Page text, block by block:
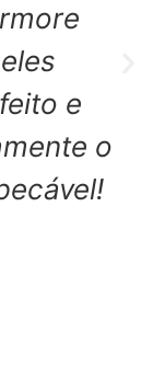
e
o